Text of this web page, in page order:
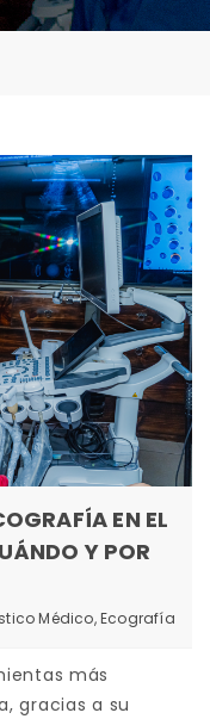
EN EL
Y POR
Médico,Ecografía
más
gracias a su